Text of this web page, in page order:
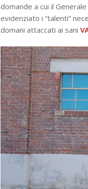
domande a cui il
evidenziato i “talenti”
domani attaccati ai sani